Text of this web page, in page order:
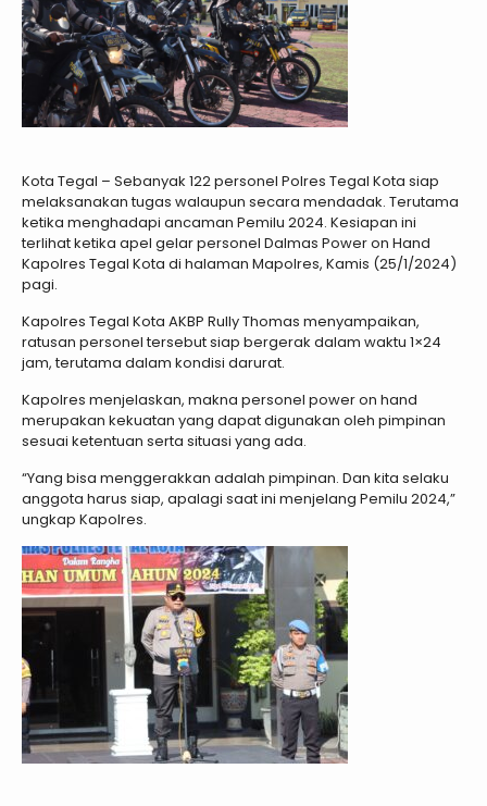
Kota Tegal – Sebanyak 122 personel Polres Tegal Kota siap
melaksanakan tugas walaupun secara mendadak. Terutama
ketika menghadapi ancaman Pemilu 2024. Kesiapan ini
terlihat ketika apel gelar personel Dalmas Power on Hand
Kapolres Tegal Kota di halaman Mapolres, Kamis (25/1/2024)
pagi.
Kapolres Tegal Kota AKBP Rully Thomas menyampaikan,
ratusan personel tersebut siap bergerak dalam waktu 1×24
jam, terutama dalam kondisi darurat.
Kapolres menjelaskan, makna personel power on hand
merupakan kekuatan yang dapat digunakan oleh pimpinan
sesuai ketentuan serta situasi yang ada.
“Yang bisa menggerakkan adalah pimpinan. Dan kita selaku
anggota harus siap, apalagi saat ini menjelang Pemilu 2024,”
ungkap Kapolres.